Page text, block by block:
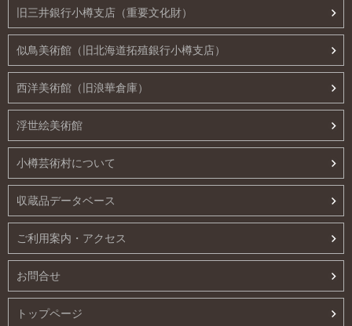
旧三井銀行小樽支店（重要文化財）
似鳥美術館（旧北海道拓殖銀行小樽支店）
西洋美術館（旧浪華倉庫）
浮世絵美術館
小樽芸術村について
収蔵品データベース
ご利用案内・アクセス
お問合せ
トップページ